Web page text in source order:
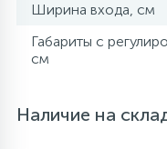
Ширина входа, см
Габариты с
см
Наличие на